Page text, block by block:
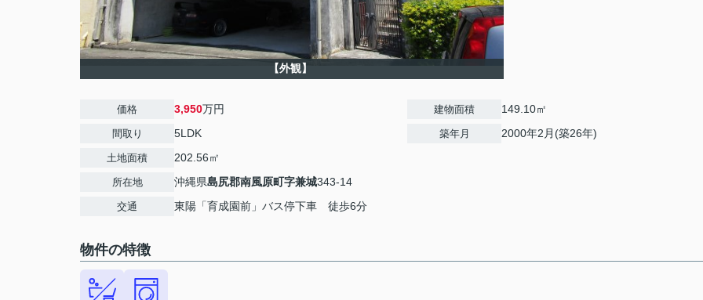
【外観】
価格 3,950万円
間取り 5LDK
土地面積 202.56㎡
所在地 沖縄県島尻郡南風原町字兼城343-14
交通 東陽「育成園前」バス停下車 徒歩6分
建物面積 149.10㎡
築年月 2000年2月(築26年)
物件の特徴